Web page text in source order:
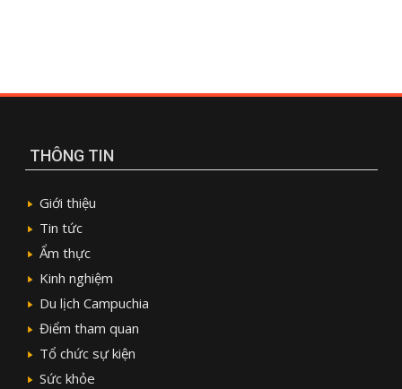
THÔNG TIN
Giới thiệu
Tin tức
Ẩm thực
Kinh nghiệm
Du lịch Campuchia
Điểm tham quan
Tổ chức sự kiện
Sức khỏe